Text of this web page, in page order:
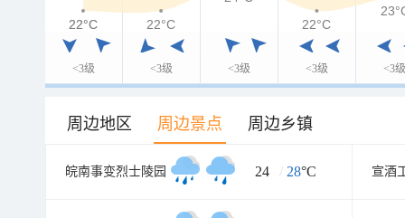
<3级 <3级 <3级 <3级 <3级
22°C
22°C 22°C
22°C
周边地区 周边景点 周边乡镇
皖南事变烈士陵园 24 / 28°C 宣酒